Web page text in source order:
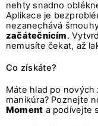
nehty snadno
Aplikace je
nezanechává
začátečnicím.
nemusíte čekat, až
Co získáte?
Máte hlad po nových
manikúra? Poznejte
Moment a podívejte